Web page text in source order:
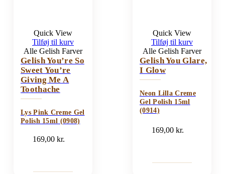
Quick View
Tilføj til kurv
Alle Gelish Farver
Gelish You’re So
Sweet You’re
Giving Me A
Toothache
Lys Pink Creme Gel
Polish 15ml (0908)
169,00kr.
Quick View
Tilføj til kurv
Alle Gelish Farver
Gelish You Glare,
I Glow
Neon Lilla Creme
Gel Polish 15ml
(0914)
169,00kr.